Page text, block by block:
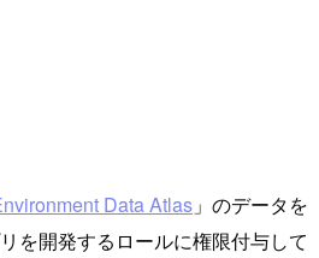
Data Atlas 」のデータを
を開発するロールに権限付与して